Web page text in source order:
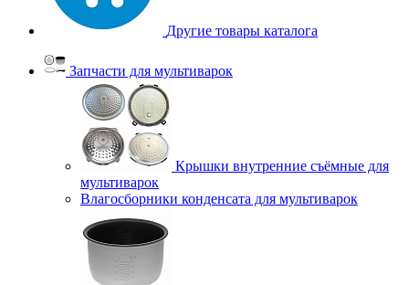
Другие товары каталога
Запчасти для мультиварок
Крышки внутренние съёмные для
мультиварок
Влагосборники конденсата для мультиварок